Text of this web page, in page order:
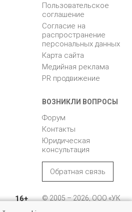
Пользовательское
соглашение
Согласие на
распространение
персональных данных
Карта сайта
Медийная реклама
PR продвижение
ВОЗНИКЛИ ВОПРОСЫ
Форум
Контакты
Юридическая
консультация
Обратная связь
16+
© 2005 – 2026, ООО «УК